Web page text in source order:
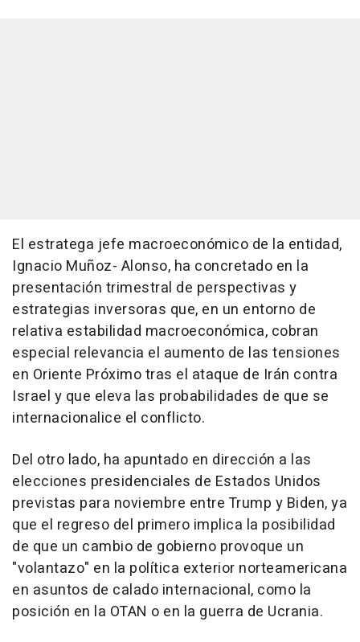
El estratega jefe macroeconómico de la entidad,
Ignacio Muñoz- Alonso, ha concretado en la
presentación trimestral de perspectivas y
estrategias inversoras que, en un entorno de
relativa estabilidad macroeconómica, cobran
especial relevancia el aumento de las tensiones
en Oriente Próximo tras el ataque de Irán contra
Israel y que eleva las probabilidades de que se
internacionalice el conflicto.
Del otro lado, ha apuntado en dirección a las
elecciones presidenciales de Estados Unidos
previstas para noviembre entre Trump y Biden, ya
que el regreso del primero implica la posibilidad
de que un cambio de gobierno provoque un
"volantazo" en la política exterior norteamericana
en asuntos de calado internacional, como la
posición en la OTAN o en la guerra de Ucrania.